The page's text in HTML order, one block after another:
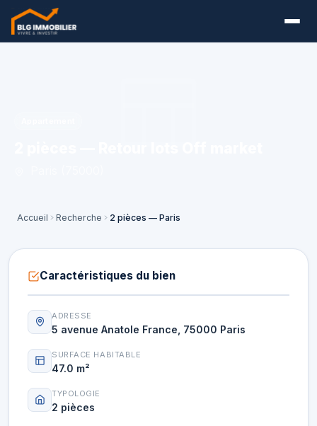
Accueil Recherche 2 pièces — Paris
Caractéristiques du bien
ADRESSE
5 avenue Anatole France, 75000 Paris
SURFACE HABITABLE
47.0 m²
TYPOLOGIE
2 pièces